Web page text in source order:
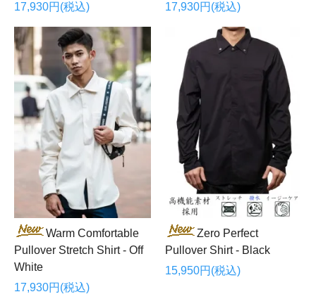
17,930円(税込)
17,930円(税込)
Warm Comfortable
Pullover Stretch Shirt - Off
White
17,930円(税込)
Zero Perfect
Pullover Shirt - Black
15,950円(税込)